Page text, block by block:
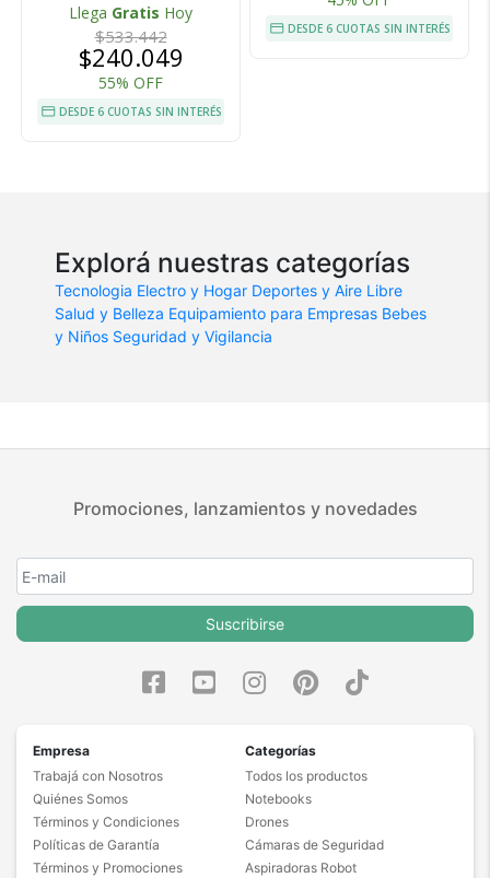
Llega Gratis Hoy
$533.442
$240.049
55% OFF
DESDE 6 CUOTAS SIN INTERÉS
DESDE 6 CUOTAS SIN INTERÉS
Explorá nuestras categorías
Tecnologia Electro y Hogar Deportes y Aire Libre
Salud y Belleza Equipamiento para Empresas Bebes
y Niños Seguridad y Vigilancia
Promociones, lanzamientos y novedades
Suscribirse
Empresa
Trabajá con Nosotros
Quiénes Somos
Términos y Condiciones
Políticas de Garantía
Términos y Promociones
Categorías
Todos los productos
Notebooks
Drones
Cámaras de Seguridad
Aspiradoras Robot